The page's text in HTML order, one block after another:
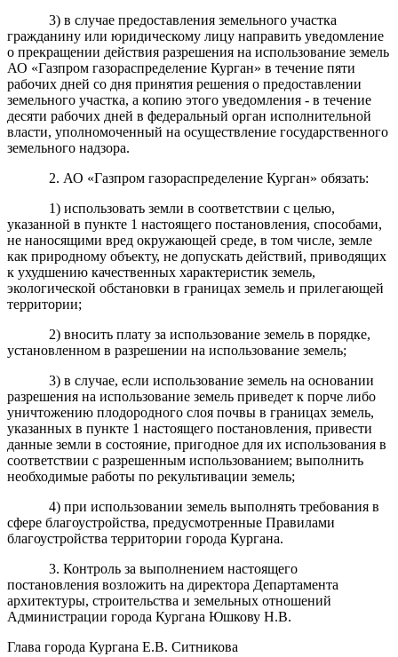
3) в случае предоставления земельного участка
гражданину или юридическому лицу направить уведомление
о прекращении действия разрешения на использование земель
АО «Газпром газораспределение Курган» в течение пяти
рабочих дней со дня принятия решения о предоставлении
земельного участка, а копию этого уведомления - в течение
десяти рабочих дней в федеральный орган исполнительной
власти, уполномоченный на осуществление государственного
земельного надзора.
2. АО «Газпром газораспределение Курган» обязать:
1) использовать земли в соответствии с целью,
указанной в пункте 1 настоящего постановления, способами,
не наносящими вред окружающей среде, в том числе, земле
как природному объекту, не допускать действий, приводящих
к ухудшению качественных характеристик земель,
экологической обстановки в границах земель и прилегающей
территории;
2) вносить плату за использование земель в порядке,
установленном в разрешении на использование земель;
3) в случае, если использование земель на основании
разрешения на использование земель приведет к порче либо
уничтожению плодородного слоя почвы в границах земель,
указанных в пункте 1 настоящего постановления, привести
данные земли в состояние, пригодное для их использования в
соответствии с разрешенным использованием; выполнить
необходимые работы по рекультивации земель;
4) при использовании земель выполнять требования в
сфере благоустройства, предусмотренные Правилами
благоустройства территории города Кургана.
3. Контроль за выполнением настоящего
постановления возложить на директора Департамента
архитектуры, строительства и земельных отношений
Администрации города Кургана Юшкову Н.В.
Глава города Кургана Е.В. Ситникова